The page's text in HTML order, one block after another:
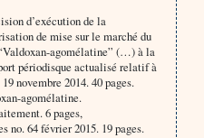
d’exécution de la
de mise sur le marché du
agomélatine” (…) à la
périodisque actualisé relatif à
novembre 2014. 40 pages.
agomélatine.
6 pages,
64 février 2015. 19 pages.